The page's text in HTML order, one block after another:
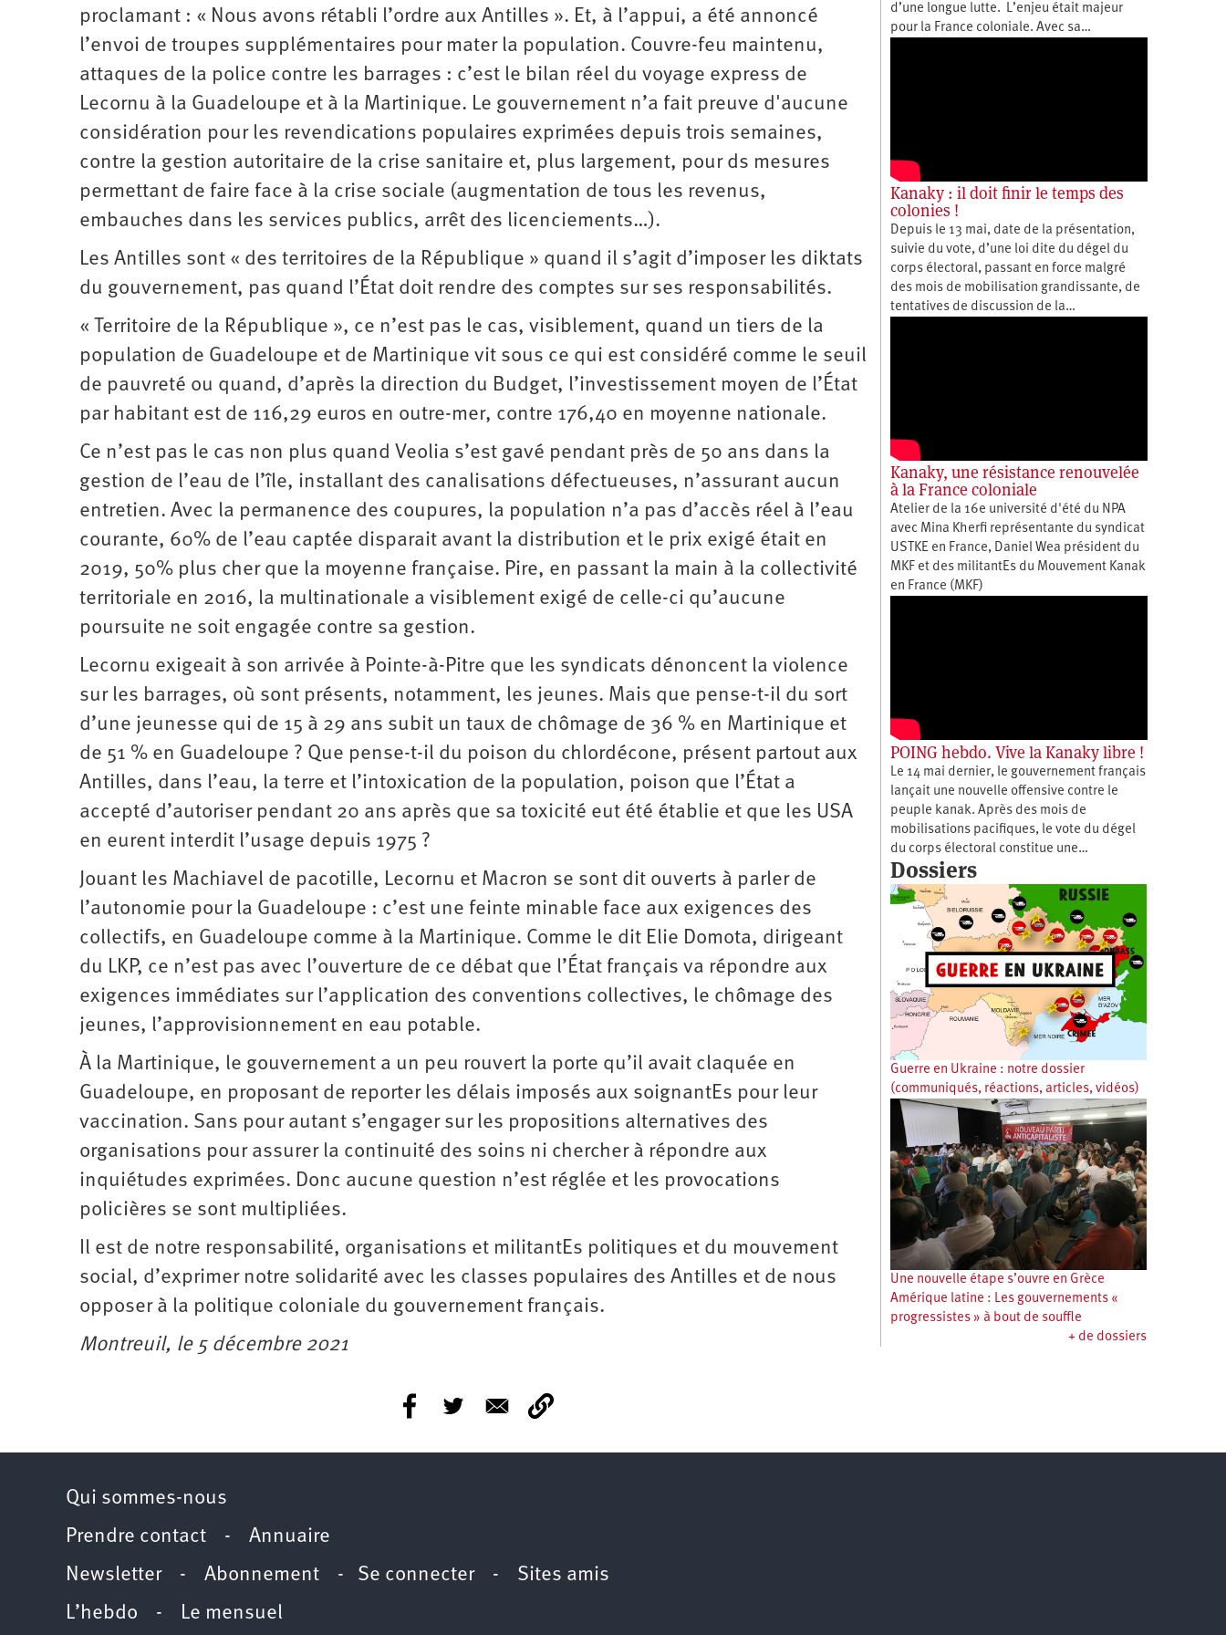
2022
proclamant : « Nous avons rétabli l’ordre aux Antilles ». Et, à l’appui, a été annoncé
l’envoi de troupes supplémentaires pour mater la population. Couvre-feu maintenu,
attaques de la police contre les barrages : c’est le bilan réel du voyage express de
Lecornu à la Guadeloupe et à la Martinique. Le gouvernement n’a fait preuve d'aucune
considération pour les revendications populaires exprimées depuis trois semaines,
contre la gestion autoritaire de la crise sanitaire et, plus largement, pour ds mesures
permettant de faire face à la crise sociale (augmentation de tous les revenus,
embauches dans les services publics, arrêt des licenciements…).
Les Antilles sont « des territoires de la République » quand il s’agit d’imposer les diktats
du gouvernement, pas quand l’État doit rendre des comptes sur ses responsabilités.
« Territoire de la République », ce n’est pas le cas, visiblement, quand un tiers de la
population de Guadeloupe et de Martinique vit sous ce qui est considéré comme le seuil
de pauvreté ou quand, d’après la direction du Budget, l’investissement moyen de l’État
par habitant est de 116,29 euros en outre-mer, contre 176,40 en moyenne nationale.
Ce n’est pas le cas non plus quand Veolia s’est gavé pendant près de 50 ans dans la
gestion de l’eau de l’île, installant des canalisations défectueuses, n’assurant aucun
entretien. Avec la permanence des coupures, la population n’a pas d’accès réel à l’eau
courante, 60% de l’eau captée disparait avant la distribution et le prix exigé était en
2019, 50% plus cher que la moyenne française. Pire, en passant la main à la collectivité
territoriale en 2016, la multinationale a visiblement exigé de celle-ci qu’aucune
poursuite ne soit engagée contre sa gestion.
Lecornu exigeait à son arrivée à Pointe-à-Pitre que les syndicats dénoncent la violence
sur les barrages, où sont présents, notamment, les jeunes. Mais que pense-t-il du sort
d’une jeunesse qui de 15 à 29 ans subit un taux de chômage de 36 % en Martinique et
de 51 % en Guadeloupe ? Que pense-t-il du poison du chlordécone, présent partout aux
Antilles, dans l’eau, la terre et l’intoxication de la population, poison que l’État a
accepté d’autoriser pendant 20 ans après que sa toxicité eut été établie et que les USA
en eurent interdit l’usage depuis 1975 ?
Jouant les Machiavel de pacotille, Lecornu et Macron se sont dit ouverts à parler de
l’autonomie pour la Guadeloupe : c’est une feinte minable face aux exigences des
collectifs, en Guadeloupe comme à la Martinique. Comme le dit Elie Domota, dirigeant
du LKP, ce n’est pas avec l’ouverture de ce débat que l’État français va répondre aux
exigences immédiates sur l’application des conventions collectives, le chômage des
jeunes, l’approvisionnement en eau potable.
À la Martinique, le gouvernement a un peu rouvert la porte qu’il avait claquée en
Guadeloupe, en proposant de reporter les délais imposés aux soignantEs pour leur
vaccination. Sans pour autant s’engager sur les propositions alternatives des
organisations pour assurer la continuité des soins ni chercher à répondre aux
inquiétudes exprimées. Donc aucune question n’est réglée et les provocations
policières se sont multipliées.
Il est de notre responsabilité, organisations et militantEs politiques et du mouvement
social, d’exprimer notre solidarité avec les classes populaires des Antilles et de nous
opposer à la politique coloniale du gouvernement français.
Montreuil, le 5 décembre 2021
d’une longue lutte. L’enjeu était majeur
pour la France coloniale. Avec sa…
Kanaky : il doit finir le temps des
colonies !
Depuis le 13 mai, date de la présentation,
suivie du vote, d’une loi dite du dégel du
corps électoral, passant en force malgré
des mois de mobilisation grandissante, de
tentatives de discussion de la…
Kanaky, une résistance renouvelée
à la France coloniale
Atelier de la 16e université d'été du NPA
avec Mina Kherfi représentante du syndicat
USTKE en France, Daniel Wea président du
MKF et des militantEs du Mouvement Kanak
en France (MKF)
POING hebdo. Vive la Kanaky libre !
Le 14 mai dernier, le gouvernement français
lançait une nouvelle offensive contre le
peuple kanak. Après des mois de
mobilisations pacifiques, le vote du dégel
du corps électoral constitue une…
Dossiers
Guerre en Ukraine : notre dossier
(communiqués, réactions, articles, vidéos)
Une nouvelle étape s’ouvre en Grèce
Amérique latine : Les gouvernements «
progressistes » à bout de souffle
+ de dossiers
Qui sommes-nous
Prendre contact - Annuaire
Newsletter - Abonnement - Se connecter- Sites amis
L’hebdo - Le mensuel